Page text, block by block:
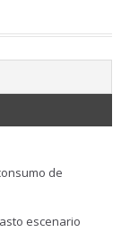
de
escenario